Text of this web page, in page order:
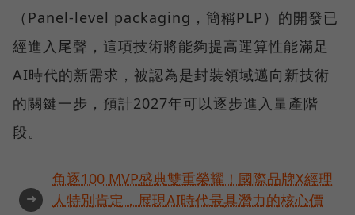
（Panel-level packaging，簡稱PLP）的開發已
經進入尾聲，這項技術將能夠提高運算性能滿足
AI時代的新需求，被認為是封裝領域邁向新技術
的關鍵一步，預計2027年可以逐步進入量產階
段。
➜
角逐100 MVP盛典雙重榮耀！國際品牌X經理
人特別肯定，展現AI時代最具潛力的核心價